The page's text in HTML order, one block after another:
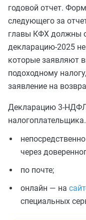
годовой отчет.
следующего за
главы КФХ должны
декларацию-2025
которые заявляют
подоходному
заявление на
Декларацию 3-НДФЛ
через
по почте;
онлайн — на
специальных